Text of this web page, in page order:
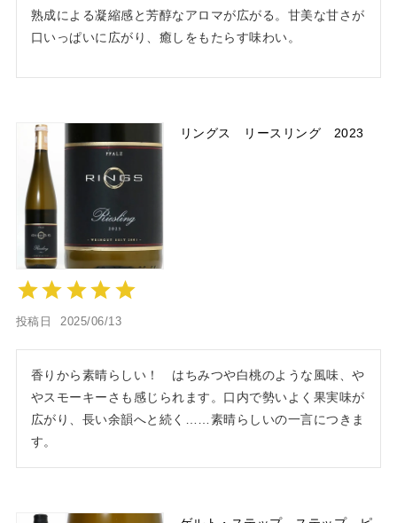
熟成による凝縮感と芳醇なアロマが広がる。甘美な甘さが
口いっぱいに広がり、癒しをもたらす味わい。
リングス リースリング 2023
投稿日 2025/06/13
香りから素晴らしい！　はちみつや白桃のような風味、や
やスモーキーさも感じられます。口内で勢いよく果実味が
広がり、長い余韻へと続く……素晴らしいの一言につきま
す。